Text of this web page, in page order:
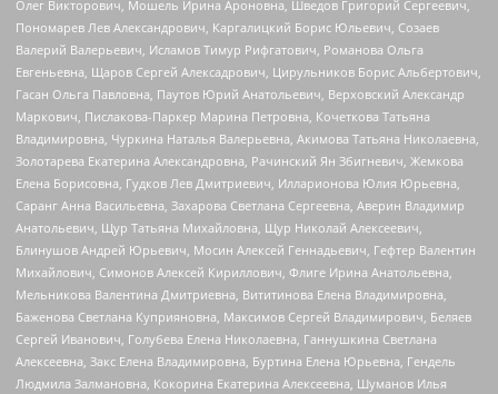
Олег Викторович, Мошель Ирина Ароновна, Шведов Григорий Сергеевич,
Пономарев Лев Александрович, Каргалицкий Борис Юльевич, Созаев
Валерий Валерьевич, Исламов Тимур Рифгатович, Романова Ольга
Евгеньевна, Щаров Сергей Алексадрович, Цирульников Борис Альбертович,
Гасан Ольга Павловна, Паутов Юрий Анатольевич, Верховский Александр
Маркович, Пислакова-Паркер Марина Петровна, Кочеткова Татьяна
Владимировна, Чуркина Наталья Валерьевна, Акимова Татьяна Николаевна,
Золотарева Екатерина Александровна, Рачинский Ян Збигневич, Жемкова
Елена Борисовна, Гудков Лев Дмитриевич, Илларионова Юлия Юрьевна,
Саранг Анна Васильевна, Захарова Светлана Сергеевна, Аверин Владимир
Анатольевич, Щур Татьяна Михайловна, Щур Николай Алексеевич,
Блинушов Андрей Юрьевич, Мосин Алексей Геннадьевич, Гефтер Валентин
Михайлович, Симонов Алексей Кириллович, Флиге Ирина Анатольевна,
Мельникова Валентина Дмитриевна, Вититинова Елена Владимировна,
Баженова Светлана Куприяновна, Максимов Сергей Владимирович, Беляев
Сергей Иванович, Голубева Елена Николаевна, Ганнушкина Светлана
Алексеевна, Закс Елена Владимировна, Буртина Елена Юрьевна, Гендель
Людмила Залмановна, Кокорина Екатерина Алексеевна, Шуманов Илья